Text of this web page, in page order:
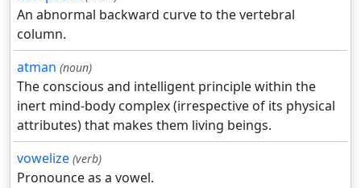
An abnormal backward curve to the vertebral
column.
atman (noun)
The conscious and intelligent principle within the
inert mind-body complex (irrespective of its physical
attributes) that makes them living beings.
vowelize (verb)
Pronounce as a vowel.